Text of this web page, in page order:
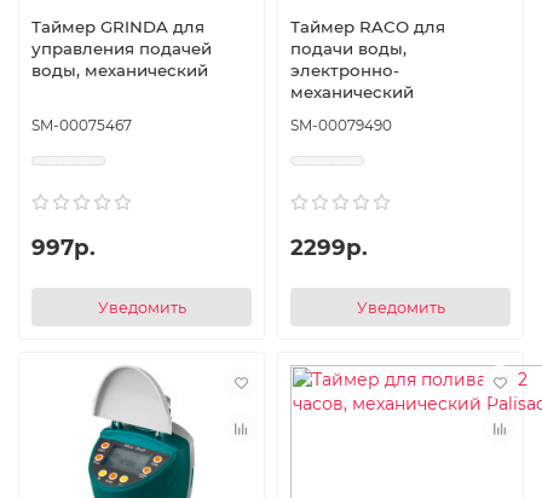
Таймер GRINDA для
управления подачей
воды, механический
SM-00075467
997р.
Уведомить
Таймер RACO для
подачи воды,
электронно-
механический
SM-00079490
2299р.
Уведомить